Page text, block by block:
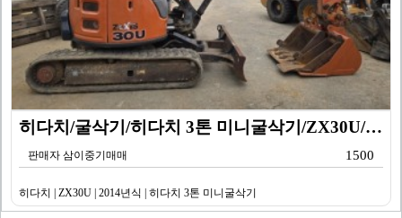
히다치/굴삭기/히다치 3톤 미니굴삭기/ZX30U/201…
판매자 삼이중기매매 1500
히다치 | ZX30U | 2014년식 | 히다치 3톤 미니굴삭기